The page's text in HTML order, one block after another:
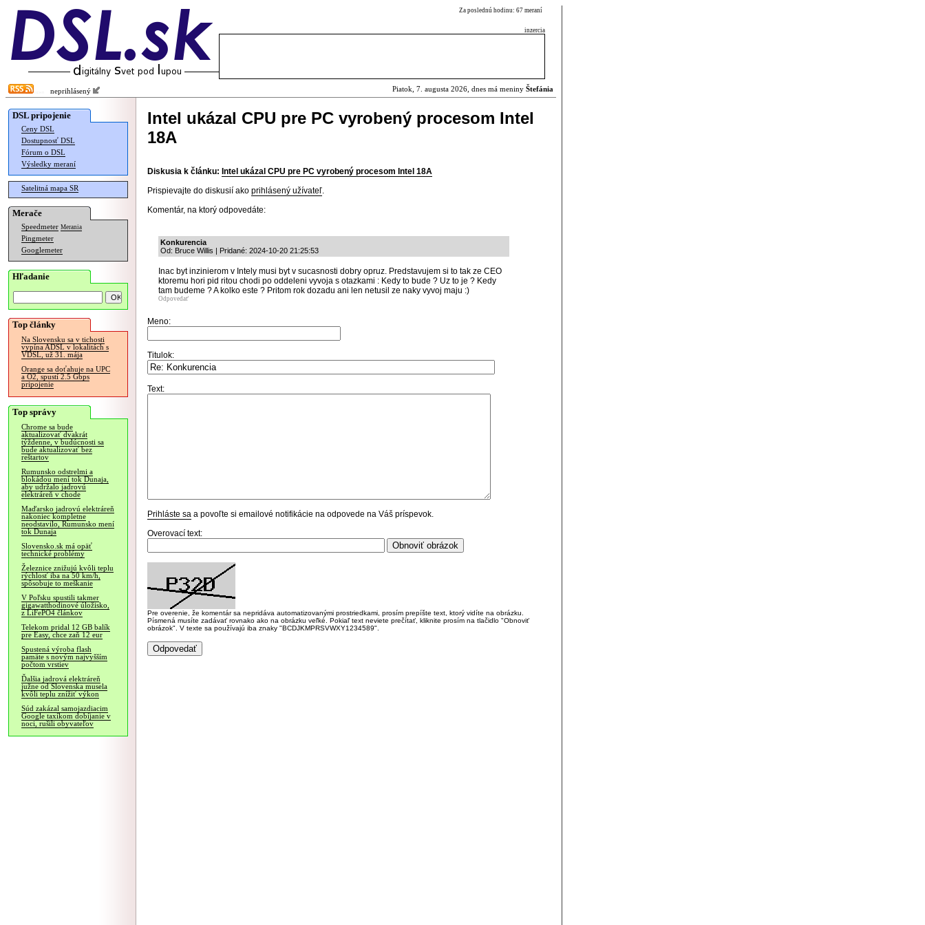
Za poslednú hodinu: 67 meraní
inzercia
neprihlásený Piatok, 7. augusta 2026, dnes má meniny Štefánia
DSL pripojenie
Ceny DSL
Dostupnosť DSL
Fórum o DSL
Výsledky meraní
Satelitná mapa SR
Merače
Speedmeter Merania
Pingmeter
Googlemeter
Hľadanie
Top články
Na Slovensku sa v tichosti
vypína ADSL v lokalitách s
VDSL, už 31. mája
Orange sa doťahuje na UPC
a O2, spustí 2.5 Gbps
pripojenie
Top správy
Chrome sa bude
aktualizovať dvakrát
týždenne, v budúcnosti sa
bude aktualizovať bez
reštartov
Rumunsko odstrelmi a
blokádou mení tok Dunaja,
aby udržalo jadrovú
elektráreň v chode
Maďarsko jadrovú elektráreň
nakoniec kompletne
neodstavilo, Rumunsko mení
tok Dunaja
Slovensko.sk má opäť
technické problémy
Železnice znižujú kvôli teplu
rýchlosť iba na 50 km/h,
spôsobuje to meškanie
V Poľsku spustili takmer
gigawatthodinové úložisko,
z LiFePO4 článkov
Telekom pridal 12 GB balík
pre Easy, chce zaň 12 eur
Spustená výroba flash
pamäte s novým najvyšším
počtom vrstiev
Ďalšia jadrová elektráreň
južne od Slovenska musela
kvôli teplu znížiť výkon
Súd zakázal samojazdiacim
Google taxíkom dobíjanie v
noci, rušili obyvateľov
Intel ukázal CPU pre PC vyrobený procesom Intel
18A
Diskusia k článku: Intel ukázal CPU pre PC vyrobený procesom Intel 18A
Prispievajte do diskusií ako prihlásený užívateľ.
Komentár, na ktorý odpovedáte:
Konkurencia
Od: Bruce Willis | Pridané: 2024-10-20 21:25:53
Inac byt inzinierom v Intely musi byt v sucasnosti dobry opruz. Predstavujem si to tak ze CEO
ktoremu hori pid ritou chodi po oddeleni vyvoja s otazkami : Kedy to bude ? Uz to je ? Kedy
tam budeme ? A kolko este ? Pritom rok dozadu ani len netusil ze naky vyvoj maju :)
Odpovedať
Meno:
Titulok:
Text:
Prihláste sa a povoľte si emailové notifikácie na odpovede na Váš príspevok.
Overovací text:
Pre overenie, že komentár sa nepridáva automatizovanými prostriedkami, prosím prepíšte text, ktorý vidíte na obrázku.
Písmená musíte zadávať rovnako ako na obrázku veľké. Pokiaľ text neviete prečítať, kliknite prosím na tlačidlo "Obnoviť
obrázok". V texte sa používajú iba znaky "BCDJKMPRSVWXY1234589".